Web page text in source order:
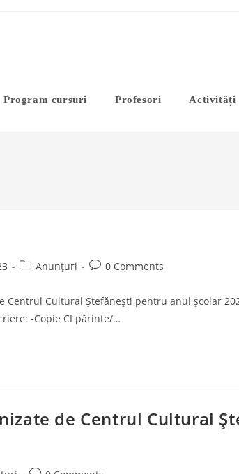
Program cursuri Profesori Activități
PostAnunțuri
Post0 Comments
Centrul Cultural Ștefănești pentru anul școlar
-Copie CI părinte/…
de Centrul Cultural